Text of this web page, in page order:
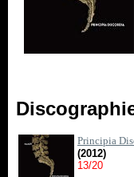
Principia
(2012)
13/20